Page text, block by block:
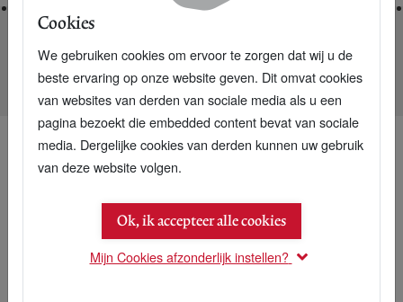
Nieuwsarchief
Circulaire bedrijven groeien minder hard dan de rest
Cookies
We gebruiken cookies om ervoor te zorgen dat wij u de
beste ervaring op onze website geven. Dit omvat cookies
van websites van derden van sociale media als u een
pagina bezoekt die embedded content bevat van sociale
media. Dergelijke cookies van derden kunnen uw gebruik
van deze website volgen.
Ok, ik accepteer alle cookies
Mijn Cookies afzonderlijk instellen?